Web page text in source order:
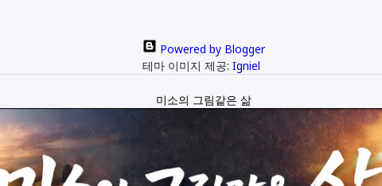
Powered by Blogger
테마 이미지 제공:Igniel
미소의 그림같은 삶